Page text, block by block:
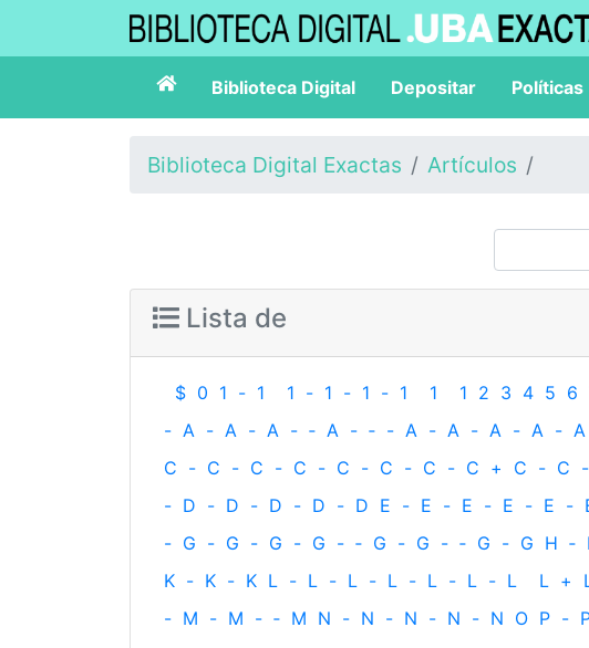
Biblioteca Digital Depositar Políticas
Biblioteca Digital Exactas Artículos
Lista de
$ 0 1 - 1 1 - 1 - 1 - 1 1 1 2 3 4 5 6
- A - A - A - ‐ A - ‐ - A - A - A - A - A
C - C - C - C - C - C - C - C + C - C -
- D - D - D - D - D E - E - E - E - E -
- G - G - G - G - ‐ G - G - ‐ G - G H ‐
K - K - K L - L - L - L - L - L - L L +
- M - M - ‐ M N - N - N - N - N O P -